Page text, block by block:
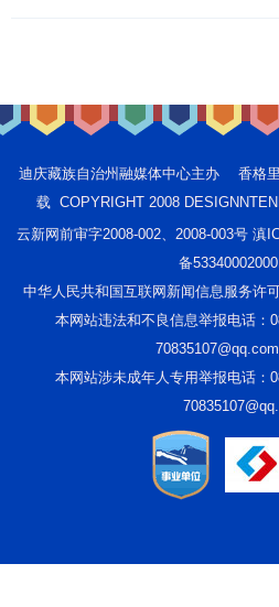
迪庆藏族自治州融媒体中心主办 香格
载 COPYRIGHT 2008
云新网前审字2008-002、2008-003号 滇
备
中华人民共和国互联网新闻信息服务许
本网站违法和不良信息举报电话：
70835107@qq.com
本网站涉未成年人专用举报电话：